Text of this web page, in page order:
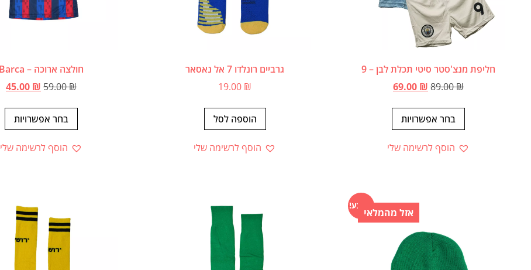
חליפת מנצ'סטר סיטי תכלת לבן – 9
89.00₪
69.00 ₪
בחר אפשרויות
הוסף לרשימה שלי
גרביים רונלדו 7 אל נאסאר
19.00 ₪
הוספה לסל
הוסף לרשימה שלי
חולצה ארוכה – Barca
59.00₪
45.00 ₪
בחר אפשרויות
הוסף לרשימה שלי
מבצע!
אזל מהמלאי